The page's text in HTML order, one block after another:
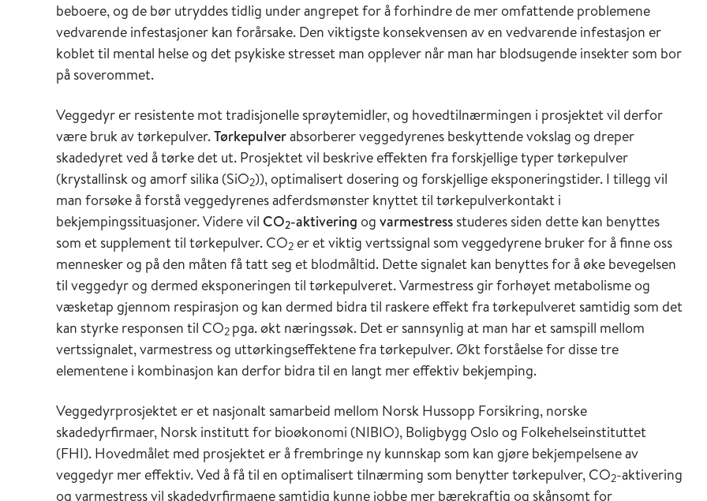
beboere, og de bør utryddes tidlig under angrepet for å forhindre de mer omfattende problemene
vedvarende infestasjoner kan forårsake. Den viktigste konsekvensen av en vedvarende infestasjon er
koblet til mental helse og det psykiske stresset man opplever når man har blodsugende insekter som bor
på soverommet.
Veggedyr er resistente mot tradisjonelle sprøytemidler, og hovedtilnærmingen i prosjektet vil derfor
være bruk av tørkepulver.Tørkepulverabsorberer veggedyrenes beskyttende vokslag og dreper
skadedyret ved å tørke det ut. Prosjektet vil beskrive effekten fra forskjellige typer tørkepulver
(krystallinsk og amorf silika (SiO2)), optimalisert dosering og forskjellige eksponeringstider. I tillegg vil
man forsøke å forstå veggedyrenes adferdsmønster knyttet til tørkepulverkontakt i
bekjempingssituasjoner. Videre vil CO2-aktivering og varmestress studeres siden dette kan benyttes
som et supplement til tørkepulver. CO2 er et viktig vertssignal som veggedyrene bruker for å finne oss
mennesker og på den måten få tatt seg et blodmåltid. Dette signalet kan benyttes for å øke bevegelsen
til veggedyr og dermed eksponeringen til tørkepulveret. Varmestress gir forhøyet metabolisme og
væsketap gjennom respirasjon og kan dermed bidra til raskere effekt fra tørkepulveret samtidig som det
kan styrke responsen til CO2 pga. økt næringssøk. Det er sannsynlig at man har et samspill mellom
vertssignalet, varmestress og uttørkingseffektene fra tørkepulver. Økt forståelse for disse tre
elementene i kombinasjon kan derfor bidra til en langt mer effektiv bekjemping.
Veggedyrprosjektet er et nasjonalt samarbeid mellom Norsk Hussopp Forsikring, norske
skadedyrfirmaer, Norsk institutt for bioøkonomi (NIBIO), Boligbygg Oslo og Folkehelseinstituttet
(FHI). Hovedmålet med prosjektet er å frembringe ny kunnskap som kan gjøre bekjempelsene av
veggedyr mer effektiv. Ved å få til en optimalisert tilnærming som benytter tørkepulver, CO2-aktivering
og varmestress vil skadedyrfirmaene samtidig kunne jobbe mer bærekraftig og skånsomt for